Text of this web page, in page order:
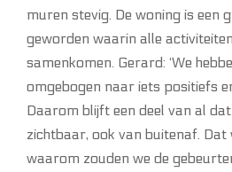
muren stevig. De woning is een
geworden waarin alle
samenkomen. Gerard: ‘We
omgebogen naar iets positiefs
Daarom blijft een deel van al
zichtbaar, ook van buitenaf. Dat
waarom zouden we de